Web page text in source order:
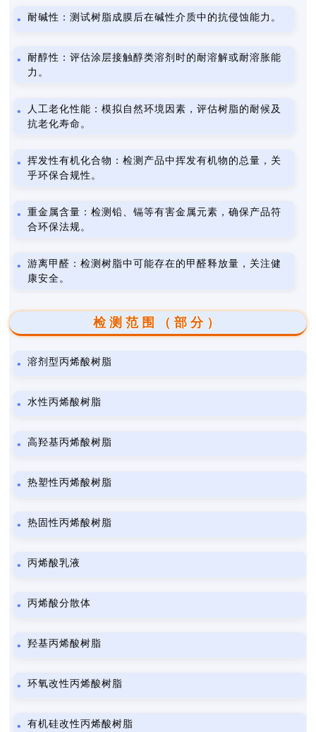
耐碱性：测试树脂成膜后在碱性介质中的抗侵蚀能力。
耐醇性：评估涂层接触醇类溶剂时的耐溶解或耐溶胀能
力。
人工老化性能：模拟自然环境因素，评估树脂的耐候及
抗老化寿命。
挥发性有机化合物：检测产品中挥发有机物的总量，关
乎环保合规性。
重金属含量：检测铅、镉等有害金属元素，确保产品符
合环保法规。
游离甲醛：检测树脂中可能存在的甲醛释放量，关注健
康安全。
检测范围（部分）
溶剂型丙烯酸树脂
水性丙烯酸树脂
高羟基丙烯酸树脂
热塑性丙烯酸树脂
热固性丙烯酸树脂
丙烯酸乳液
丙烯酸分散体
羟基丙烯酸树脂
环氧改性丙烯酸树脂
有机硅改性丙烯酸树脂